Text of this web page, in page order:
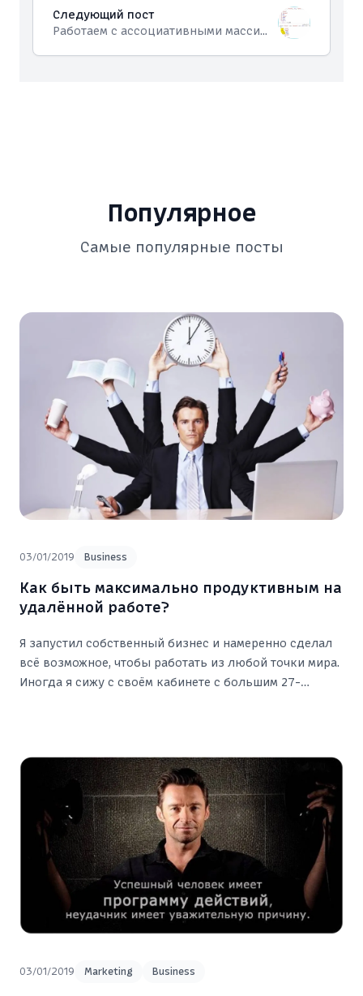
Следующий пост
Работаем с ассоциативными массивами в Javascript
Популярное
Самые популярные посты
03/01/2019 Business
Как быть максимально продуктивным на
удалённой работе?
Я запустил собственный бизнес и намеренно сделал
всё возможное, чтобы работать из любой точки мира.
Иногда я сижу с своём кабинете с большим 27-
03/01/2019 Marketing Business